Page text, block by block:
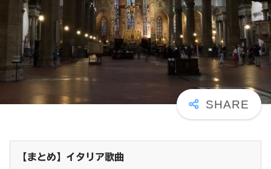
【まとめ】イタリア歌曲